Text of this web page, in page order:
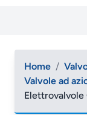
Home /
Valvole ad
Elettrovalvole